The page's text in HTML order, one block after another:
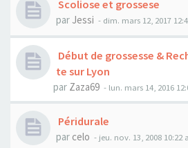
Scoliose et grossese
par Jessi - dim. mars 12, 2017
Début de grossesse &
te sur Lyon
par Zaza69 - lun. mars 14, 2016
Péridurale
par celo - jeu. nov. 13, 2008 10:22